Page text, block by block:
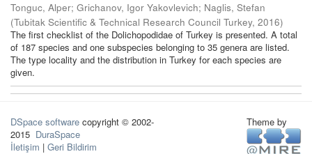
Tonguc, Alper; Grichanov, Igor Yakovlevich; Naglis, Stefan
(Tubitak Scientific & Technical Research Council Turkey, 2016)
The first checklist of the Dolichopodidae of Turkey is presented. A total
of 187 species and one subspecies belonging to 35 genera are listed.
The type locality and the distribution in Turkey for each species are
given.
DSpace software copyright © 2002-
2015 DuraSpace
İletişim | Geri Bildirim
Theme by